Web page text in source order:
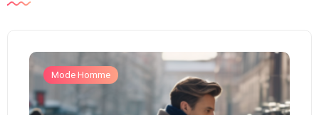
Mode Homme